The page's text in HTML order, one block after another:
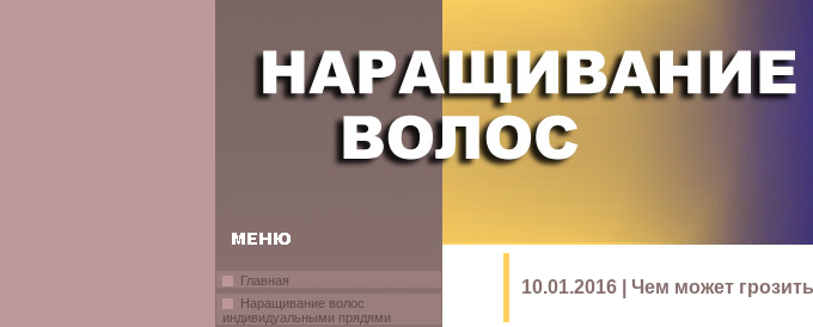
Главная
Наращивание волос
индивидуальными прядями
10.01.2016 | Чем может